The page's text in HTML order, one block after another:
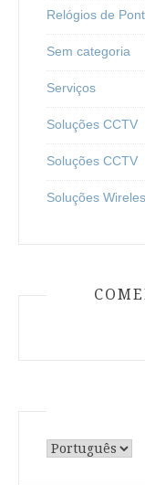
Relógios de
Sem categoria
Serviços
Soluções CCTV
Soluções CCTV
Soluções
Escolha